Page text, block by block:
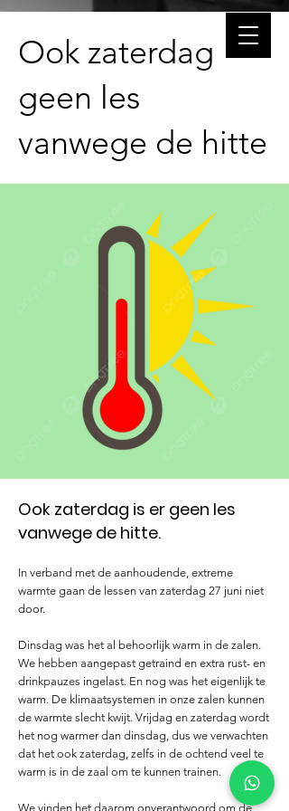
Ook zaterdag
geen les
vanwege de hitte
Ook zaterdag is er geen les
vanwege de hitte.
In verband met de aanhoudende, extreme
warmte gaan de lessen van zaterdag 27 juni niet
door.
Dinsdag was het al behoorlijk warm in de zalen.
We hebben aangepast getraind en extra rust- en
drinkpauzes ingelast. En nog was het eigenlijk te
warm. De klimaatsystemen in onze zalen kunnen
de warmte slecht kwijt. Vrijdag en zaterdag wordt
het nog warmer dan dinsdag, dus we verwachten
dat het ook zaterdag, zelfs in de ochtend veel te
warm is in de zaal om te kunnen trainen.
We vinden het daarom onverantwoord om de